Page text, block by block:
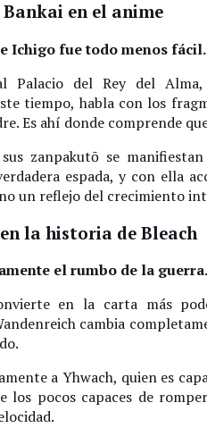
Bankai en el anime
Ichigo fue todo menos fácil.
Palacio del Rey del
tiempo, habla con los
Es ahí donde comprende
zanpakutō se
espada, y con ella
un reflejo del crecimiento
la historia de Bleach
el rumbo de la guerra.
en la carta más
cambia
a Yhwach, quien es
los pocos capaces de